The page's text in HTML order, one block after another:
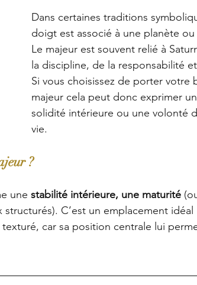
Dans certaines traditions
doigt est associé à une planète
Le majeur est souvent relié à
la discipline, de la responsabilité
Si vous choisissez de porter votre
majeur cela peut donc exprimer
solidité intérieure ou une volonté
vie.
?
une stabilité intérieure, une maturité
C’est un emplacement
car sa position centrale lui